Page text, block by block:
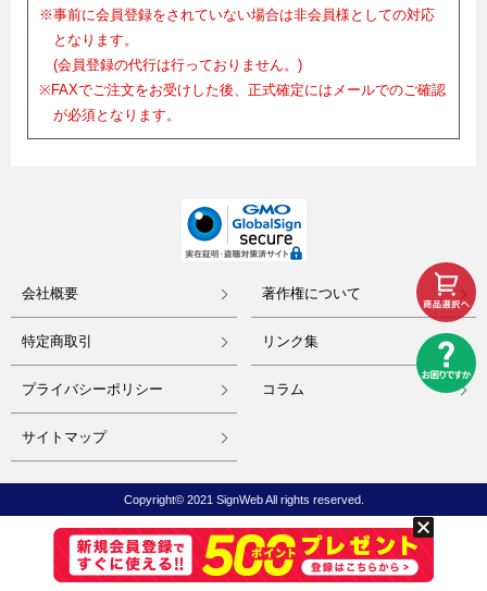
※事前に会員登録をされていない場合は非会員様としての対応
となります。
(会員登録の代行は行っておりません。)
※FAXでご注文をお受けした後、正式確定にはメールでのご確認
が必須となります。
会社概要
特定商取引
プライバシーポリシー
サイトマップ
著作権について
リンク集
コラム
Copyright© 2021 SignWeb All rights reserved.